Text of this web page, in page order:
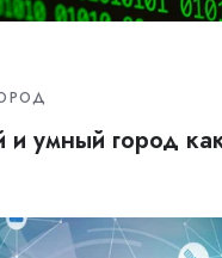
и умный город